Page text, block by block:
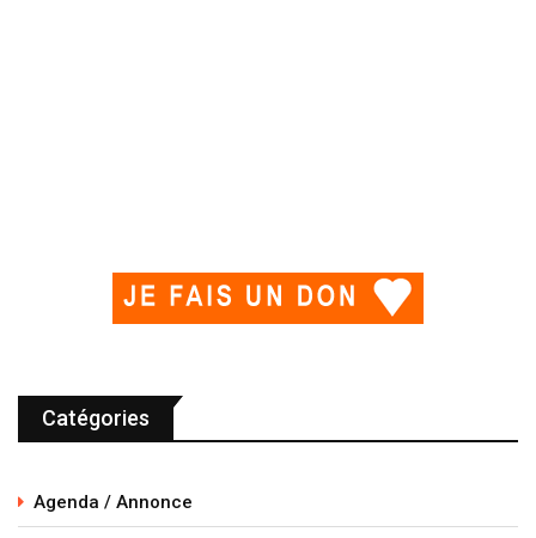
Catégories
Agenda / Annonce